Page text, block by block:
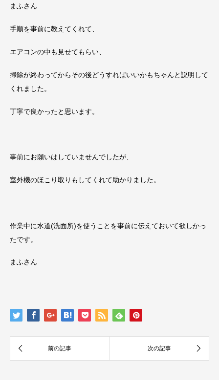
まふさん
手順を事前に教えてくれて、
エアコンの中も見せてもらい、
掃除が終わってからその後どうすればいいかもちゃんと説明して
くれました。
丁寧で良かったと思います。
事前にお願いはしていませんでしたが、
室外機のほこり取りもしてくれて助かりました。
作業中に水道(洗面所)を使うことを事前に伝えておいて欲しかっ
たです。
まふさん